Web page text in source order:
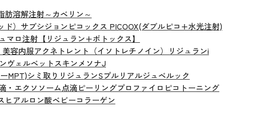
肪溶解注射～カベリン～
） サブシジョン ピコックス PICOOX(ダブルピコ+水光注射)
マロ注射【リジュラン+ボトックス】
美容内服アクネトレント（イソトレチノイン）
リジュランi
ヴェルベットスキンメソナJ
MPT)シミ取り リジュランSプルリアルジュベルック
・エクソソーム点滴ピーリングプロファイロ ピコトーニング
ヒアルロン酸ベビーコラーゲン